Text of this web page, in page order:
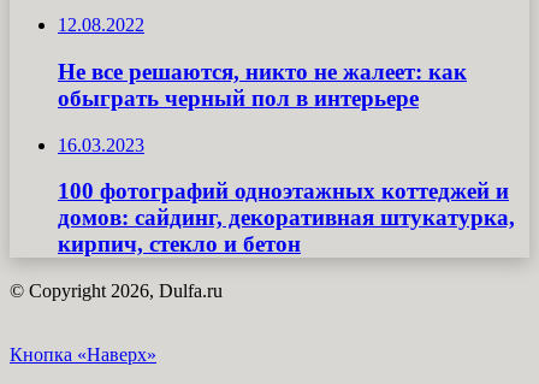
12.08.2022
Не все решаются, никто не жалеет: как
обыграть черный пол в интерьере
16.03.2023
100 фотографий одноэтажных коттеджей и
домов: сайдинг, декоративная штукатурка,
кирпич, стекло и бетон
© Copyright 2026, Dulfa.ru
Кнопка «Наверх»